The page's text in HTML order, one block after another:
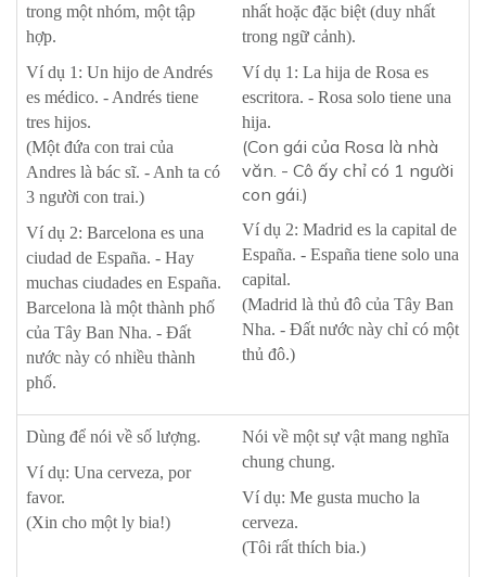
trong một nhóm, một tập
hợp.
Ví dụ 1: Un hijo de Andrés
es médico. - Andrés tiene
tres hijos.
(Một đứa con trai của
Andres là bác sĩ. - Anh ta có
3 người con trai.)
Ví dụ 2: Barcelona es una
ciudad de España. - Hay
muchas ciudades en España.
Barcelona là một thành phố
của Tây Ban Nha. - Đất
nước này có nhiều thành
phố.
nhất hoặc đặc biệt (duy nhất
trong ngữ cảnh).
Ví dụ 1: La hija de Rosa es
escritora. - Rosa solo tiene una
hija.
(Con gái của Rosa là nhà
văn. - Cô ấy chỉ có 1 người
con gái.)
Ví dụ 2: Madrid es la capital de
España. - España tiene solo una
capital.
(Madrid là thủ đô của Tây Ban
Nha. - Đất nước này chỉ có một
thủ đô.)
Dùng để nói về số lượng.
Ví dụ: Una cerveza, por
favor.
(Xin cho một ly bia!)
Nói về một sự vật mang nghĩa
chung chung.
Ví dụ: Me gusta mucho la
cerveza.
(Tôi rất thích bia.)